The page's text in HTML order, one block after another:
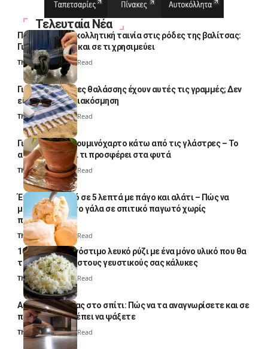
Τελευταία Νέα
Πολλοί βάζουν κολλητική ταινία στις ρόδες της βαλίτσας:
Γιατί το κάνουν και σε τι χρησιμεύει
Thali Ombre4 Min Read
Γιατί οι πετσέτες θαλάσσης έχουν αυτές τις γραμμές; Δεν
είναι μόνο για διακόσμηση
Thali Ombre5 Min Read
Γιατί βάζουν αλουμινόχαρτο κάτω από τις γλάστρες – Το
απλό κόλπο και τι προσφέρει στα φυτά
Thali Ombre4 Min Read
Έτοιμο παγωτό σε 5 λεπτά με πάγο και αλάτι – Πώς να
μετατρέψετε το γάλα σε σπιτικό παγωτό χωρίς
παγωτομηχανή
Thali Ombre 4 Min Read
10 φορές ποιο νόστιμο λευκό ρύζι με ένα μόνο υλικό που θα
το απογειώσει στους γευστικούς σας κάλυκες
Thali Ombre4 Min Read
Αυγά κατσαρίδας στο σπίτι: Πώς να τα αναγνωρίσετε και σε
ποια σημεία πρέπει να ψάξετε
Thali Ombre4 Min Read